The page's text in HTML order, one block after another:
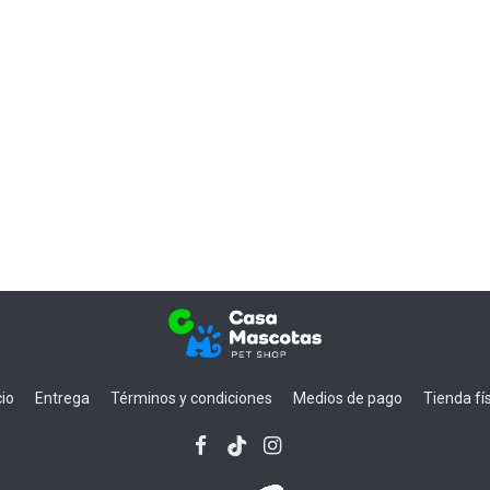
Entrega Términos y condiciones Medios de pago Tienda